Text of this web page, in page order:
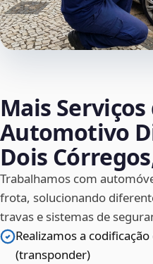
Mais
Automotivo
Dois
Trabalhamos com
frota, solucionando
travas e sistemas de
Realizamos a
(transponder)